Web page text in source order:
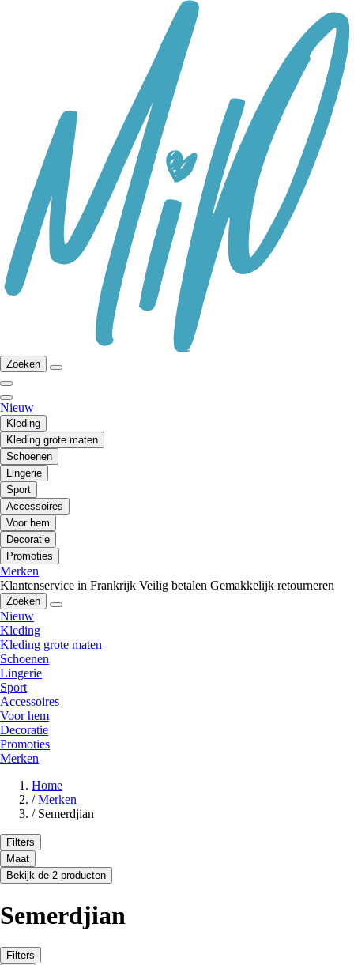
Zoeken
Nieuw
Kleding
Kleding grote maten
Schoenen
Lingerie
Sport
Accessoires
Voor hem
Decoratie
Promoties
Merken
Klantenservice in Frankrijk Veilig betalen Gemakkelijk retourneren
Zoeken
Nieuw
Kleding
Kleding grote maten
Schoenen
Lingerie
Sport
Accessoires
Voor hem
Decoratie
Promoties
Merken
Home
/ Merken
/ Semerdjian
Filters
Maat
Bekijk de 2 producten
Semerdjian
Filters